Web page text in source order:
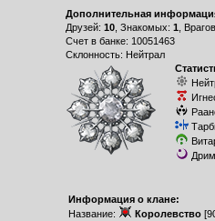
Дополнительная
Друзей: 10, Знакомых: 1 ,
Счет в банке: 10051463
Склонность: Нейтрал
Информация о клане:
Название:
Королевство